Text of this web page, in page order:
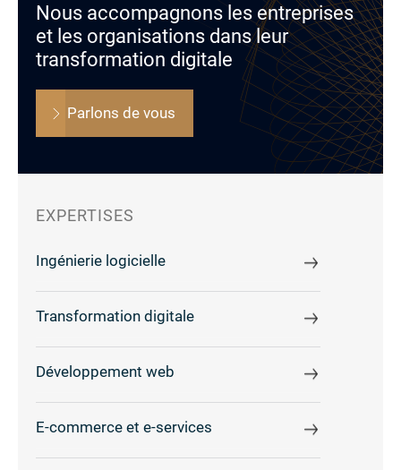
Nous accompagnons les entreprises
et les organisations dans leur
transformation digitale
Parlons de vous
EXPERTISES
Ingénierie logicielle
Transformation digitale
Développement web
E-commerce et e-services